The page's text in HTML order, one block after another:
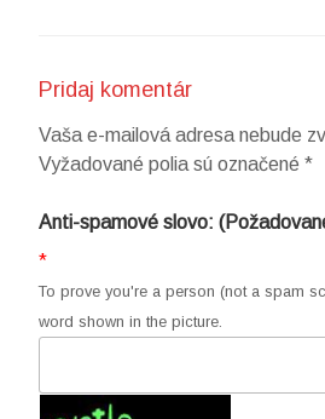
Pridaj komentár
Vaša e-mailová adresa nebude
Vyžadované polia sú označené *
Anti-spamové slovo:
*
To prove you're a person (not a spam
word shown in the picture.